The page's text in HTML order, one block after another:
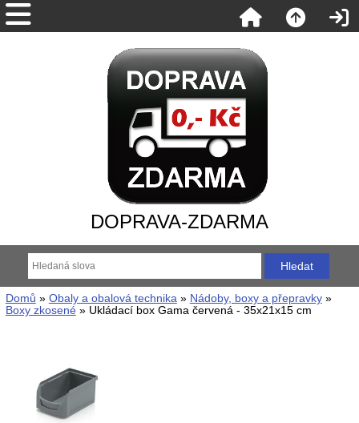
DOPRAVA-ZDARMA
Domů » Obaly a obalová technika » Nádoby, boxy a přepravky»
Boxy zkosené» Ukládací box Gama červená - 35x21x15 cm